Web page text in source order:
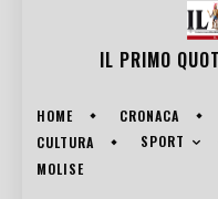
IL PRIMO
HOME CRONACA
CULTURA
SPORT
MOLISE